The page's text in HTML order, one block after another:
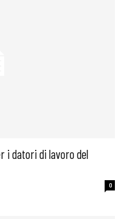
i datori di lavoro del
0